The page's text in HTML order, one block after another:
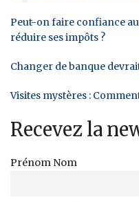
Peut-on faire confiance
réduire ses impôts ?
Changer de banque
Visites mystères :
Recevez la
Prénom Nom